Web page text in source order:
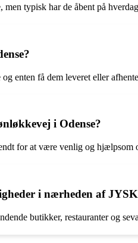
typisk har de åbent på
enten få dem leveret eller
i Odense?
for at være venlig og hjælpsom
i nærheden af JYSK
butikker, restauranter og